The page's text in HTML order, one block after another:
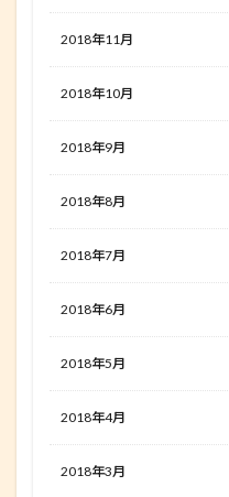
2018年11月
2018年10月
2018年9月
2018年8月
2018年7月
2018年6月
2018年5月
2018年4月
2018年3月